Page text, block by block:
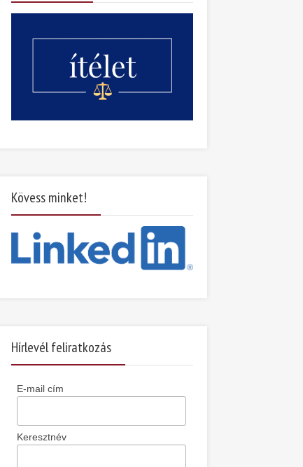
Kövess minket!
Hírlevél feliratkozás
E-mail cím
Keresztnév